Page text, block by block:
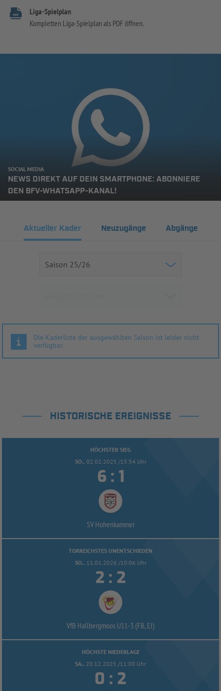
Liga-Spielplan
Kompletten Liga-Spielplan als PDF öffnen.
SOCIAL MEDIA
NEWS DIREKT AUF DEIN SMARTPHONE: ABONNIERE
DEN BFV-WHATSAPP-KANAL!
Aktueller Kader Neuzugänge Abgänge
Die Kaderliste der ausgewählten Saison ist leider nicht
verfügbar.
HISTORISCHE EREIGNISSE
HÖCHSTER SIEG
SO.. 02.02.2025 /15:54 Uhr
 : 
SV Hohenkammer
TORREICHSTES UNENTSCHIEDEN
SO.. 11.01.2026 /10:06 Uhr
 : 
VfB Hallbergmoos U11-3 (FB, EJ)
HÖCHSTE NIEDERLAGE
SA.. 20.12.2025 /11:00 Uhr
 : 